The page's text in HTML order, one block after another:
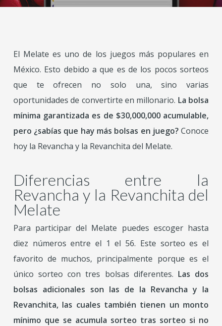
El Melate es uno de los juegos más populares en
México. Esto debido a que es de los pocos sorteos
que te ofrecen no solo una, sino varias
oportunidades de convertirte en millonario. La bolsa
mínima garantizada es de $30,000,000 acumulable,
pero ¿sabías que hay más bolsas en juego? Conoce
hoy la Revancha y la Revanchita del Melate.
Diferencias entre la
Revancha y la Revanchita del
Melate
Para participar del Melate puedes escoger hasta
diez números entre el 1 el 56. Este sorteo es el
favorito de muchos, principalmente porque es el
único sorteo con tres bolsas diferentes. Las dos
bolsas adicionales son las de la Revancha y la
Revanchita, las cuales también tienen un monto
mínimo que se acumula sorteo tras sorteo si no